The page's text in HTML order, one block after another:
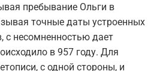
пребывание Ольги в
точные даты устроенных
с несомненностью дает
в 957 году. Для
с одной стороны, и